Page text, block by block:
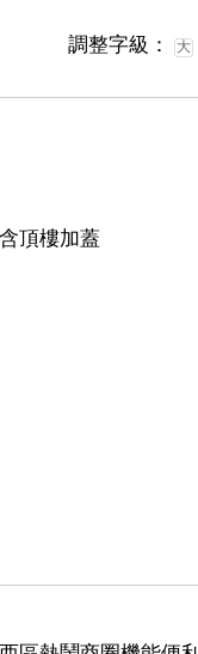
調整字級： 大
頂樓加蓋